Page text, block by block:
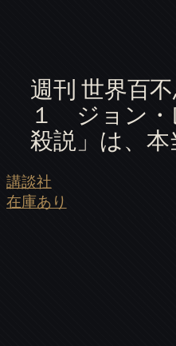
週刊 世界百
１ ジョン・
殺説」は、本
講談社
在庫あり